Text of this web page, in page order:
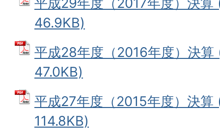
46.9KB)
平成28年度（2016年度）決算
47.0KB)
平成27年度（2015年度）決算
114.8KB)